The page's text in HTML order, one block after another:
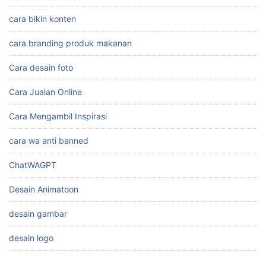
cara bikin konten
cara branding produk makanan
Cara desain foto
Cara Jualan Online
Cara Mengambil Inspirasi
cara wa anti banned
ChatWAGPT
Desain Animatoon
desain gambar
desain logo